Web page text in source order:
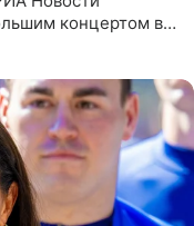
концертом в